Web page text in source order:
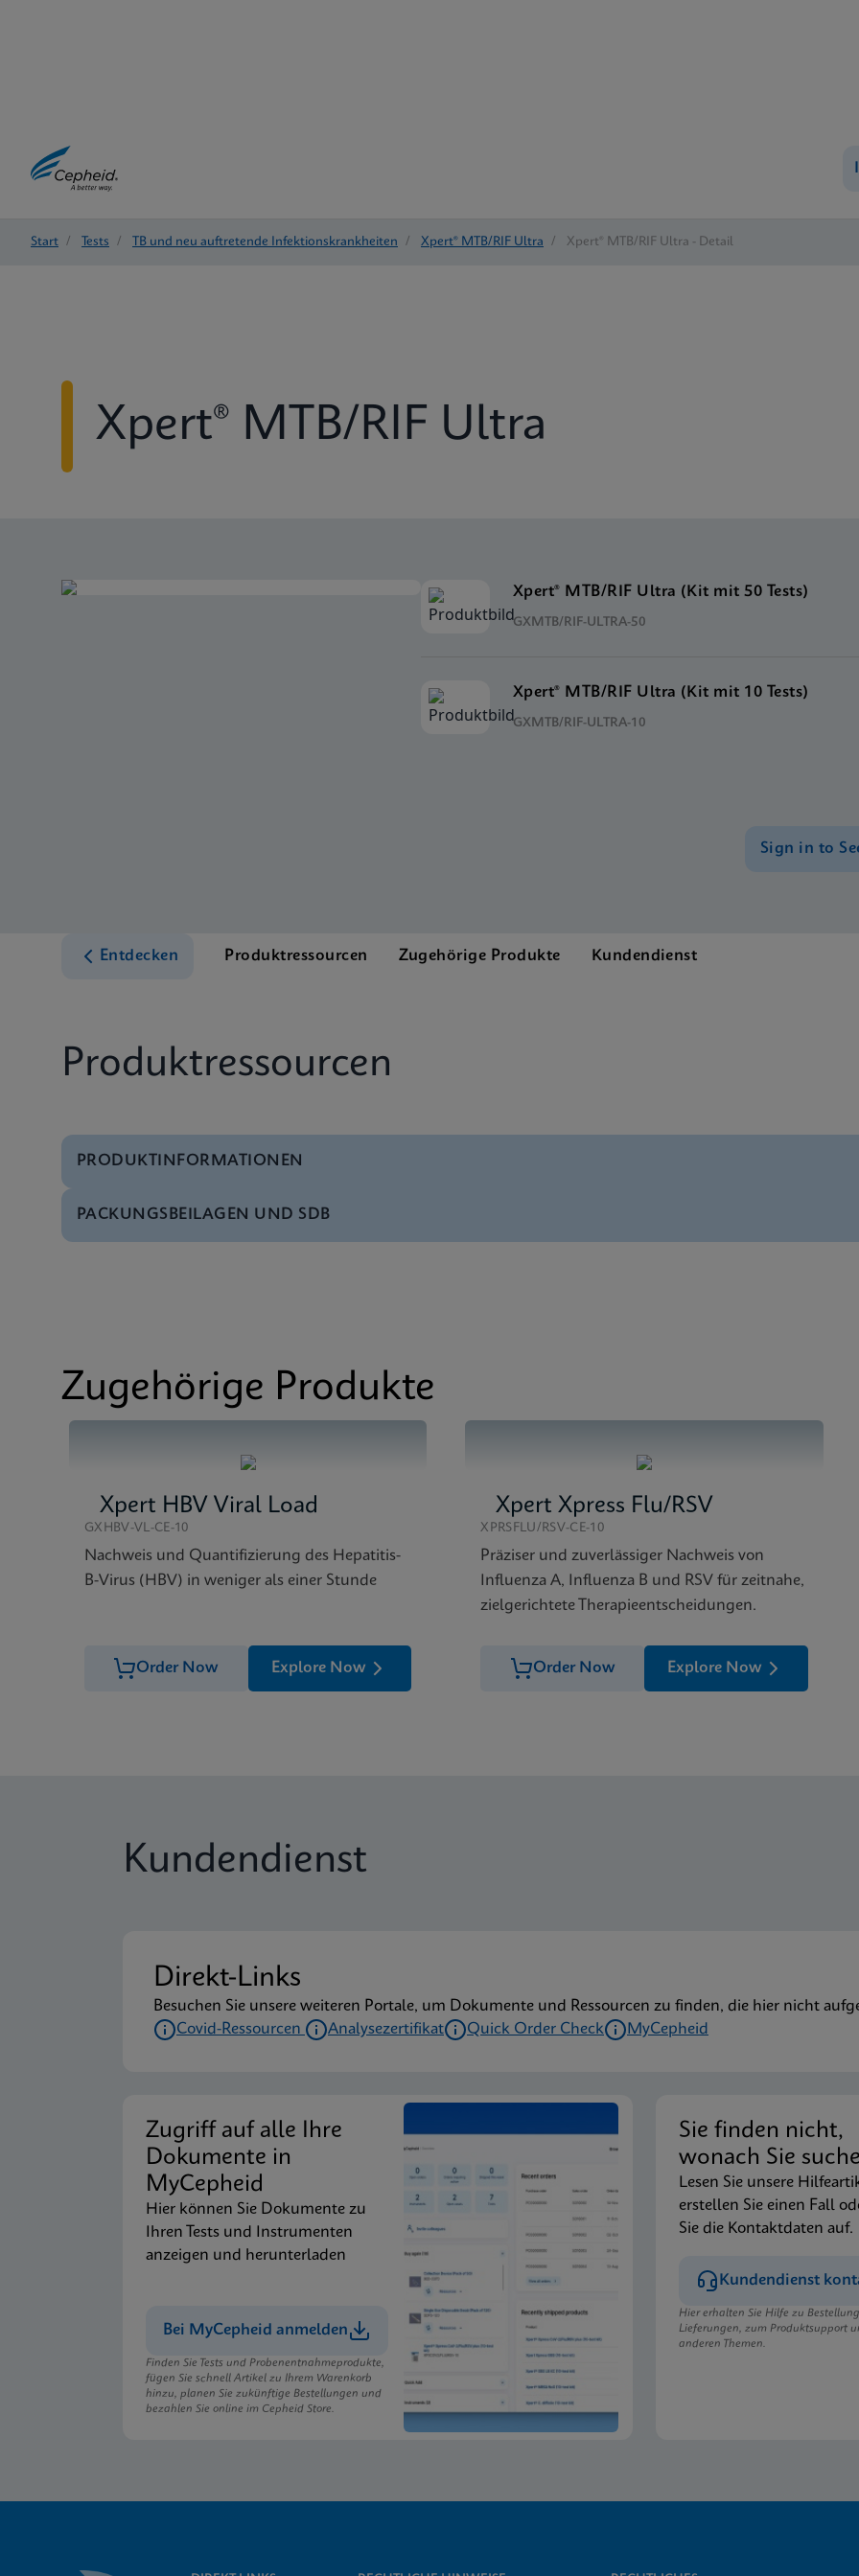
Start / Tests / TB und neu auftretende Infektionskrankheiten / Xpert® MTB/RIF Ultra / Xpert® MTB/RIF Ultra - Detail
Xpert® MTB/RIF Ultra
Xpert® MTB/RIF Ultra (Kit mit 50 Tests)
GXMTB/RIF-ULTRA-50
Xpert® MTB/RIF Ultra (Kit mit 10 Tests)
GXMTB/RIF-ULTRA-10
Sign in to
Entdecken Produktressourcen Zugehörige Produkte Kundendienst
Produktressourcen
PRODUKTINFORMATIONEN
Broschüre Xpert MTB/RIF Ultra Brochure CE-IVD (English)
Datenblatt Xprt MTB/RIF Ultra Datasheet CE-IVD (English)
PACKUNGSBEILAGEN UND SDB
SDB Xpert MTB/RIF ULTRA SDS CE-IVD (German)
Zugehörige Produkte
Xpert HBV Viral Load
GXHBV-VL-CE-10
Nachweis und Quantifizierung des Hepatitis-
B-Virus (HBV) in weniger als einer Stunde
Order Now Explore Now
Xpert Xpress Flu/RSV
XPRSFLU/RSV-CE-10
Präziser und zuverlässiger Nachweis von
Influenza A, Influenza B und RSV für zeitnahe,
zielgerichtete Therapieentscheidungen.
Order Now Explore Now
Kundendienst
Direkt-Links
Besuchen Sie unsere weiteren Portale, um Dokumente und Ressourcen zu finden, die hier nicht
Covid-Ressourcen
Analysezertifikat Quick Order Check MyCepheid
Zugriff auf alle Ihre
Dokumente in
MyCepheid
Hier können Sie Dokumente zu
Ihren Tests und Instrumenten
anzeigen und herunterladen
Bei MyCepheid anmelden
Finden Sie Tests und Probenentnahmeprodukte,
fügen Sie schnell Artikel zu Ihrem Warenkorb
hinzu, planen Sie zukünftige Bestellungen und
bezahlen Sie online im Cepheid Store.
Sie finden nicht,
wonach Sie
Lesen Sie unsere
erstellen Sie einen Fall
Sie die Kontaktdaten auf.
Kundendienst
Hier erhalten Sie Hilfe zu
Lieferungen, zum Produktsupport
anderen Themen.